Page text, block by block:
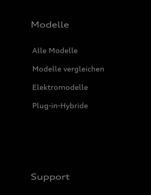
Modelle
Alle Modelle
Modelle vergleichen
Elektromodelle
Plug-in-Hybride
Support